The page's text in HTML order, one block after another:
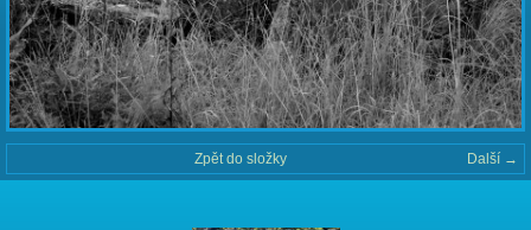
Další →
Zpět do složky